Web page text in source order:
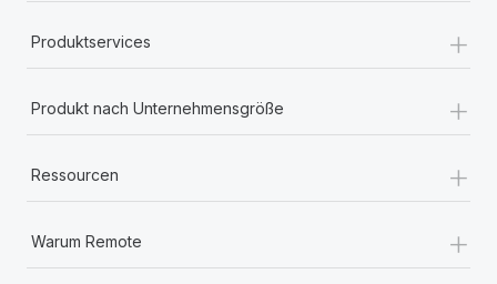
Produktservices +
Produkt nach Unternehmensgröße +
Ressourcen +
Warum Remote +